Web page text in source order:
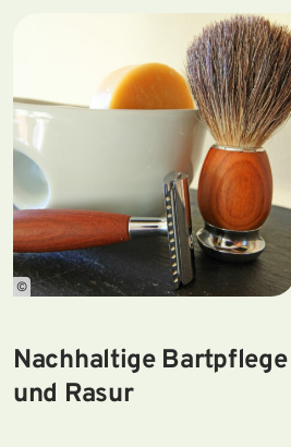
©
Nachhaltige Bartpflege
und Rasur